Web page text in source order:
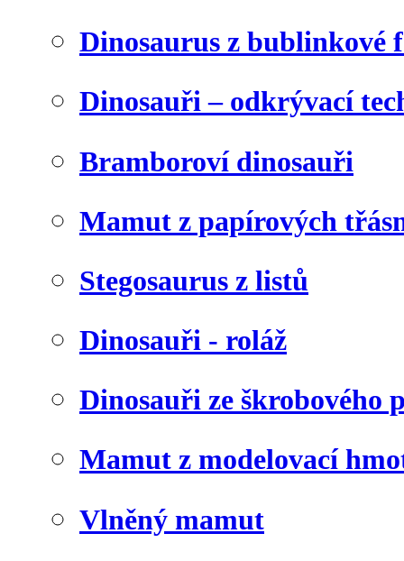
Dinosaurus z bublinkové
Dinosauři – odkrývací
Bramboroví dinosauři
Mamut z papírových
Stegosaurus z listů
Dinosauři - roláž
Dinosauři ze škrobového
Mamut z modelovací
Vlněný mamut